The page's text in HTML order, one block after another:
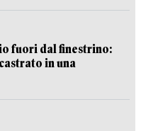
fuori dal finestrino:
in una